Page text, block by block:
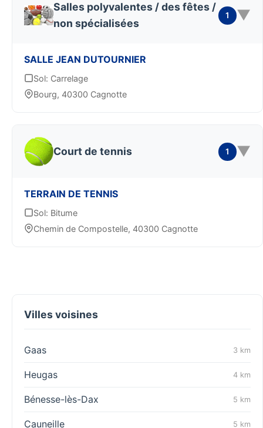
Salles polyvalentes / des fêtes /
non spécialisées
1 ▼
SALLE JEAN DUTOURNIER
Sol: Carrelage
Bourg, 40300 Cagnotte
Court de tennis 1 ▼
TERRAIN DE TENNIS
Sol: Bitume
Chemin de Compostelle, 40300 Cagnotte
Villes voisines
Gaas 3 km
Heugas 4 km
Bénesse-lès-Dax 5 km
Cauneille 5 km